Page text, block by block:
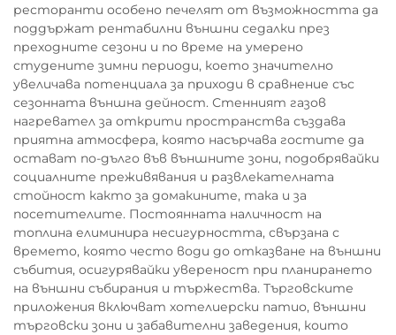
ресторанти особено печелят от възможността да
поддържат рентабилни външни седалки през
преходните сезони и по време на умерено
студените зимни периоди, което значително
увеличава потенциала за приходи в сравнение със
сезонната външна дейност. Стенният газов
нагревател за открити пространства създава
приятна атмосфера, която насърчава гостите да
остават по-дълго във външните зони, подобрявайки
социалните преживявания и развлекателната
стойност както за домакините, така и за
посетителите. Постоянната наличност на
топлина елиминира несигурността, свързана с
времето, която често води до отказване на външни
събития, осигурявайки увереност при планирането
на външни събирания и тържества. Търговските
приложения включват хотелиерски патио, външни
търговски зони и забавителни заведения, които